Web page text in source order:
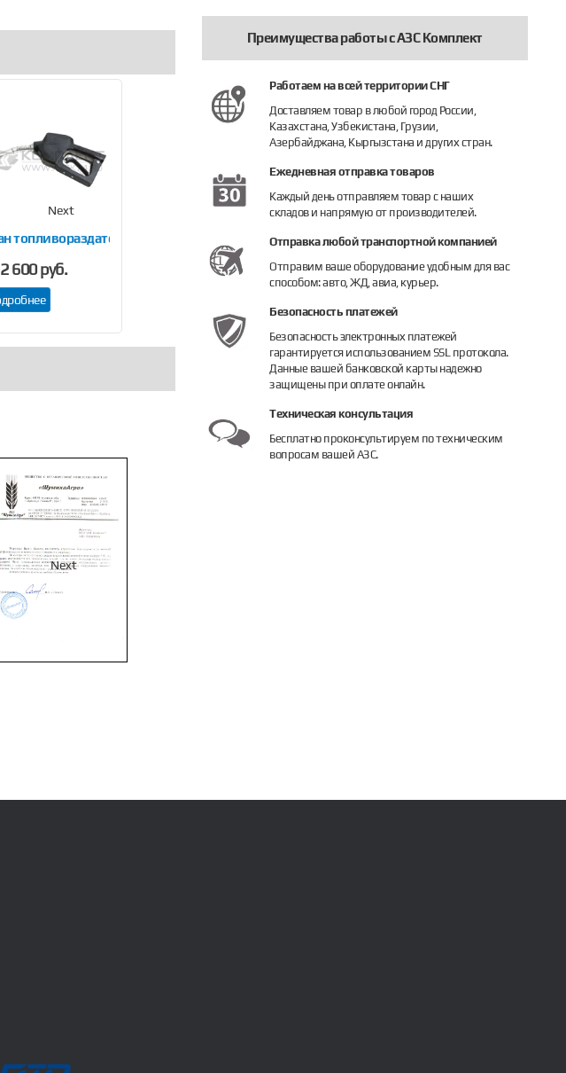
BAOTAI
топливораздаточный JH 11-A (Q1-60)
600 руб.
Пистолет топливораздаточный Gespasa РА-60
5 300 руб.
Пистолет топливораздаточный АЗС-01-
2 200 руб.
Заправочный
2 700 руб.
Next
Next
Преимущества работы с АЗС Комплект
Работаем на всей территории СНГ
Доставляем товар в любой город России,
Казахстана, Узбекистана, Грузии,
Азербайджана, Кыргызстана и других стран.
Ежедневная отправка товаров
Каждый день отправляем товар с наших
складов и напрямую от производителей.
Отправка любой транспортной компанией
Отправим ваше оборудование удобным для вас
способом: авто, ЖД, авиа, курьер.
Безопасность платежей
Безопасность электронных платежей
гарантируется использованием SSL протокола.
Данные вашей банковской карты надежно
защищены при оплате онлайн.
Техническая консультация
Бесплатно проконсультируем по техническим
вопросам вашей АЗС.